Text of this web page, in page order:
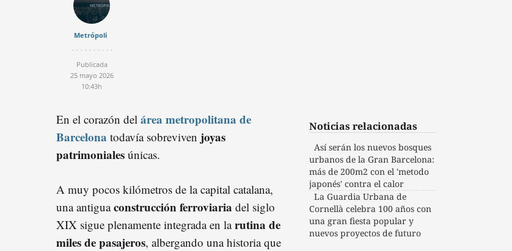
Metrópoli
Publicada
25 mayo 2026
10:43h
Noticias relacionadas
Así serán los nuevos bosques
urbanos de la Gran Barcelona:
más de 200m2 con el 'metodo
japonés' contra el calor
La Guardia Urbana de
Cornellà celebra 100 años con
una gran fiesta popular y
nuevos proyectos de futuro
En el corazón del área metropolitana de
Barcelona todavía sobreviven joyas
patrimoniales únicas.
A muy pocos kilómetros de la capital catalana,
una antiguaconstrucción ferroviaria del siglo
XIX sigue plenamente integrada en larutina de
miles de pasajeros, albergando una historia que